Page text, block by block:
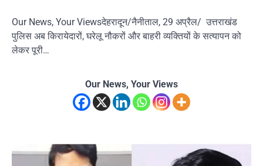
Our News, Your Viewsदेहरादून/नैनीताल, 29 अप्रैल/ उत्तराखंड
पुलिस अब किरायेदारों, घरेलू नौकरों और बाहरी व्यक्तियों के सत्यापन को
लेकर पूरी…
Our News, Your Views